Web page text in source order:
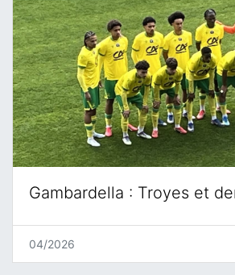
Gambardella : Troyes et
04/2026